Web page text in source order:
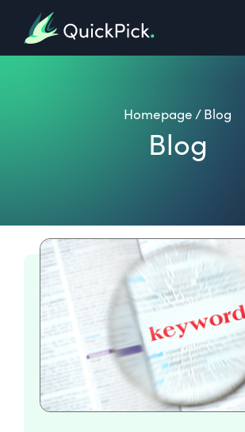
Homepage/Blog
Blog